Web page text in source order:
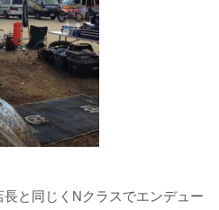
と同じくNクラスでエンデュー